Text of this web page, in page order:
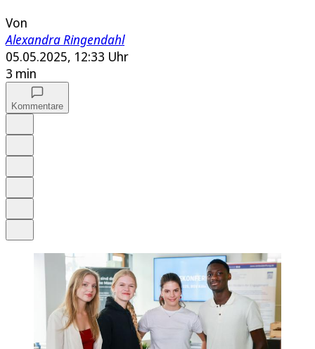
Von
Alexandra Ringendahl
05.05.2025, 12:33 Uhr
3 min
Kommentare